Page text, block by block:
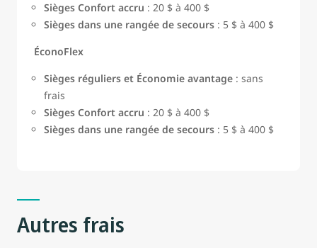
Sièges Confort accru : 20 $ à 400 $
Sièges dans une rangée de secours : 5 $ à 400 $
ÉconoFlex
Sièges réguliers et Économie avantage : sans
frais
Sièges Confort accru : 20 $ à 400 $
Sièges dans une rangée de secours : 5 $ à 400 $
Autres frais